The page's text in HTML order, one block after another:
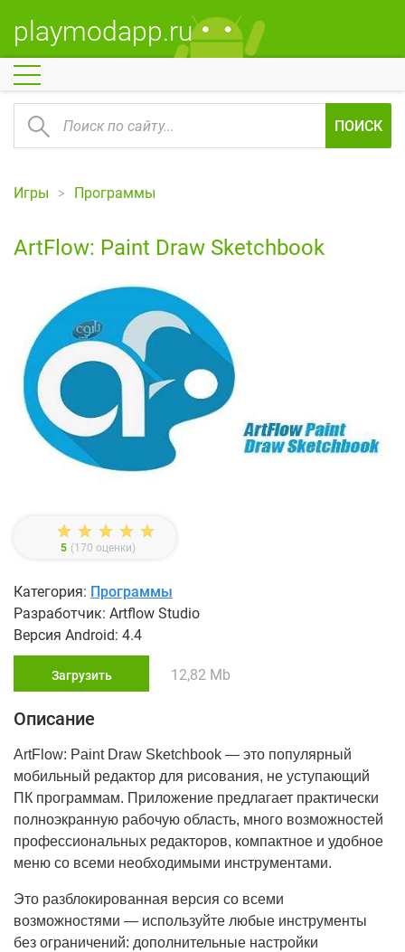
playmodapp.ru
ПОИСК
Игры Программы
ArtFlow: Paint Draw Sketchbook
5 (170 оценки)
Категория: Программы
Разработчик: Artflow Studio
Версия Android: 4.4
Загрузить 12,82 Mb
Описание
ArtFlow: Paint Draw Sketchbook — это популярный
мобильный редактор для рисования, не уступающий
ПК программам. Приложение предлагает практически
полноэкранную рабочую область, много возможностей
профессиональных редакторов, компактное и удобное
меню со всеми необходимыми инструментами.
Это разблокированная версия со всеми
возможностями — используйте любые инструменты
без ограничений: дополнительные настройки